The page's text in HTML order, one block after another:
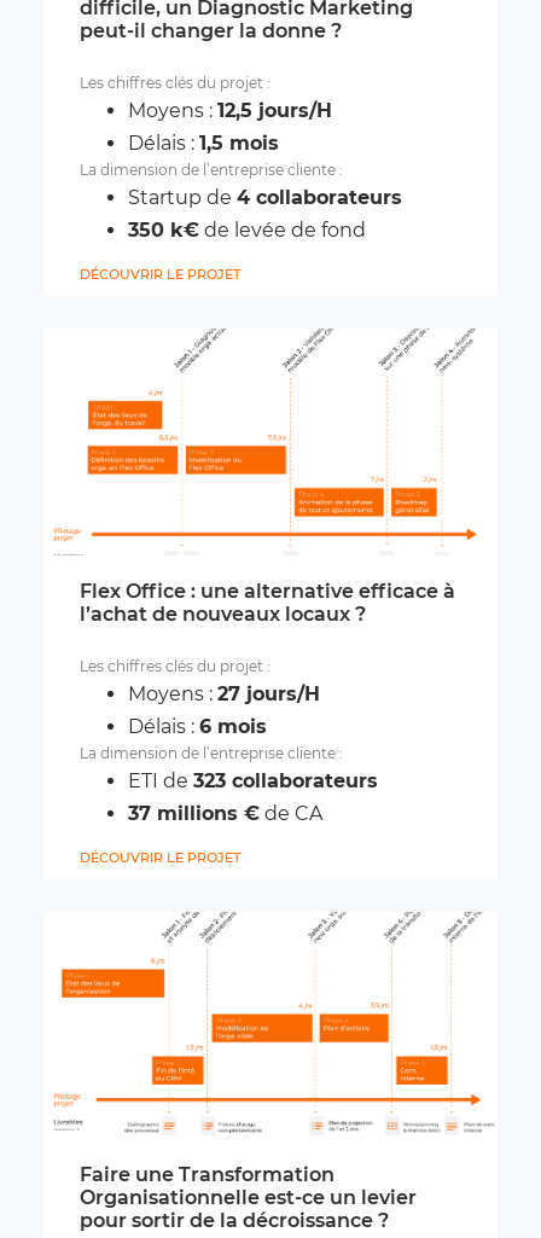
difficile, un Diagnostic Marketing
peut-il changer la donne ?
Les chiffres clés du projet :
Moyens : 12,5 jours/H
Délais : 1,5 mois
La dimension de l’entreprise cliente :
Startup de 4 collaborateurs
350 k€ de levée de fond
DÉCOUVRIR LE PROJET
Flex Office : une alternative efficace à
l’achat de nouveaux locaux ?
Les chiffres clés du projet :
Moyens : 27 jours/H
Délais : 6 mois
La dimension de l’entreprise cliente :
ETI de 323 collaborateurs
37 millions € de CA
DÉCOUVRIR LE PROJET
Faire une Transformation
Organisationnelle est-ce un levier
pour sortir de la décroissance ?